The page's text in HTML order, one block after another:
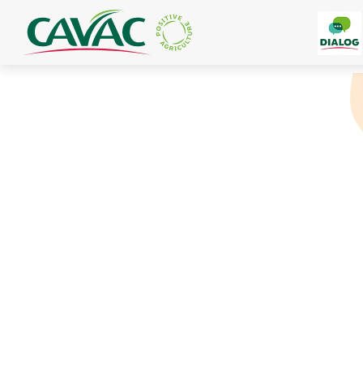
Panneau de gestion des cookies